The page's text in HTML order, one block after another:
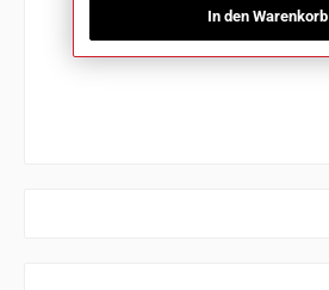
In den Warenkorb